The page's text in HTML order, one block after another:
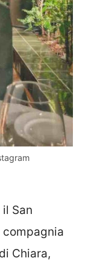
San
compagnia
Chiara,